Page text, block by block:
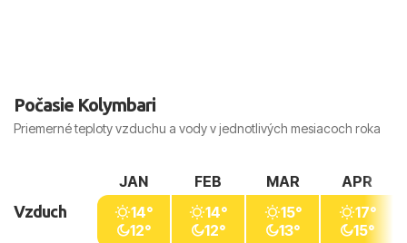
Počasie Kolymbari
Priemerné teploty vzduchu a vody v jednotlivých mesiacoch roka
Vzduch
JAN
14°
12°
FEB
14°
12°
MAR
15°
13°
APR
17°
15°